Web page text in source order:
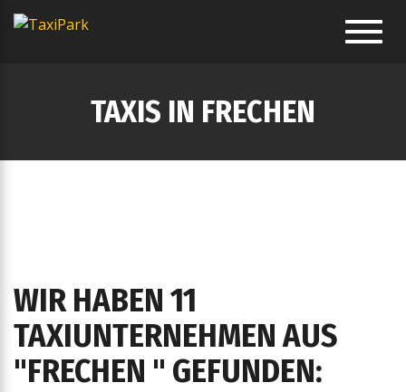
TAXIS IN FRECHEN
WIR HABEN 11
TAXIUNTERNEHMEN AUS
"FRECHEN " GEFUNDEN: